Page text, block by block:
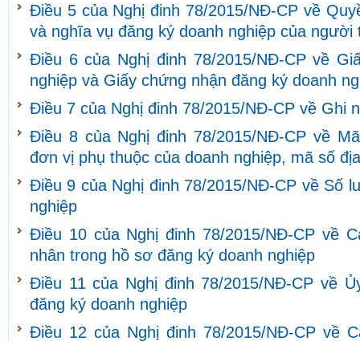
Điều 5 của Nghị đinh 78/2015/NĐ-CP về
và nghĩa vụ đăng ký doanh nghiệp của người
Điều 6 của Nghị đinh 78/2015/NĐ-CP về
nghiệp và Giấy chứng nhận đăng ký doanh
Điều 7 của Nghị đinh 78/2015/NĐ-CP về Ghi
Điều 8 của Nghị đinh 78/2015/NĐ-CP về
đơn vị phụ thuộc của doanh nghiệp, mã số
Điều 9 của Nghị đinh 78/2015/NĐ-CP về Số
nghiệp
Điều 10 của Nghị đinh 78/2015/NĐ-CP về
nhân trong hồ sơ đăng ký doanh nghiệp
Điều 11 của Nghị đinh 78/2015/NĐ-CP về
đăng ký doanh nghiệp
Điều 12 của Nghị đinh 78/2015/NĐ-CP về